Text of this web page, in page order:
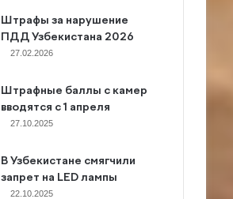
Штрафы за нарушение
ПДД Узбекистана 2026
27.02.2026
Штрафные баллы с камер
вводятся с 1 апреля
27.10.2025
В Узбекистане смягчили
запрет на LED лампы
22.10.2025